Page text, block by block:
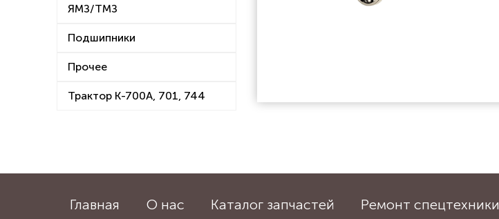
ЯМЗ/ТМЗ
Подшипники
Прочее
Трактор К-700А, 701, 744
Главная О нас Каталог запчастей Ремонт спецтехники